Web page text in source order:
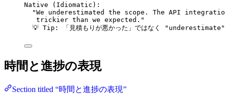
Native (Idiomatic):
"We underestimated the scope. The API
trickier than we expected."
💡 Tip: 「見積もりが悪かった」ではなく "underestimate"
時間と進捗の表現
Section titled “時間と進捗の表現”